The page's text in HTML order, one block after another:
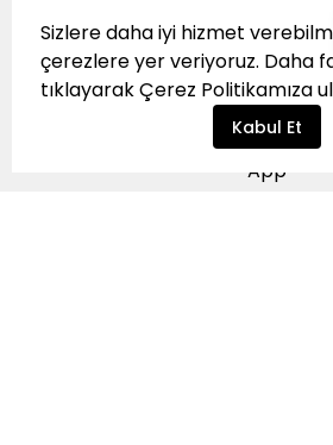
Sizlere daha iyi hizmet
çerezlere yer veriyoruz. Daha
tıklayarakÇerez Politikamıza
Kabul Et